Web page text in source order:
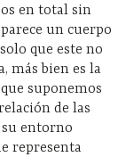
en total sin
un cuerpo
que este no
más bien es la
suponemos
de las
su entorno
representa